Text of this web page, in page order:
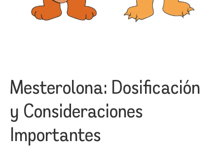
Mesterolona: Dosificación
y Consideraciones
Importantes